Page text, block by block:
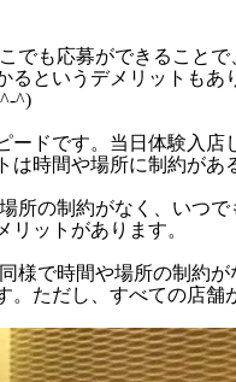
でも応募ができること
るというデメリットもあ
^)
ードです。当日体験入店
時間や場所に制約があ
所の制約がなく、いつで
リットがあります。
様で時間や場所の制約
。ただし、すべての店舗